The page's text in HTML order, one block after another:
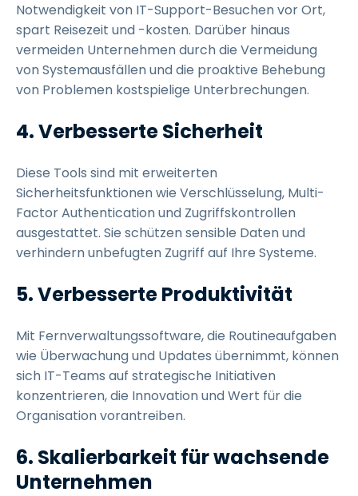
Notwendigkeit von IT-Support-Besuchen vor Ort,
spart Reisezeit und -kosten. Darüber hinaus
vermeiden Unternehmen durch die Vermeidung
von Systemausfällen und die proaktive Behebung
von Problemen kostspielige Unterbrechungen.
4. Verbesserte Sicherheit
Diese Tools sind mit erweiterten
Sicherheitsfunktionen wie Verschlüsselung, Multi-
Factor Authentication und Zugriffskontrollen
ausgestattet. Sie schützen sensible Daten und
verhindern unbefugten Zugriff auf Ihre Systeme.
5. Verbesserte Produktivität
Mit Fernverwaltungssoftware, die Routineaufgaben
wie Überwachung und Updates übernimmt, können
sich IT-Teams auf strategische Initiativen
konzentrieren, die Innovation und Wert für die
Organisation vorantreiben.
6. Skalierbarkeit für wachsende
Unternehmen